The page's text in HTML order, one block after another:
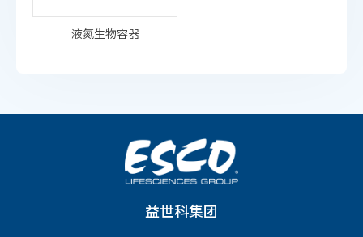
液氮生物容器
益世科集团